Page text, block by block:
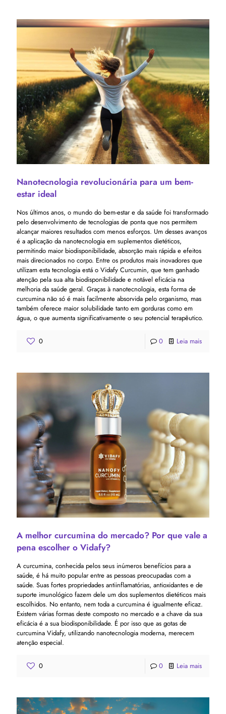
Nanotecnologia revolucionária para um bem-
estar ideal
Nos últimos anos, o mundo do bem-estar e da saúde foi transformado
pelo desenvolvimento de tecnologias de ponta que nos permitem
alcançar maiores resultados com menos esforços. Um desses avanços
é a aplicação da nanotecnologia em suplementos dietéticos,
permitindo maior biodisponibilidade, absorção mais rápida e efeitos
mais direcionados no corpo. Entre os produtos mais inovadores que
utilizam esta tecnologia está o Vidafy Curcumin, que tem ganhado
atenção pela sua alta biodisponibilidade e notável eficácia na
melhoria da saúde geral. Graças à nanotecnologia, esta forma de
curcumina não só é mais facilmente absorvida pelo organismo, mas
também oferece maior solubilidade tanto em gorduras como em
água, o que aumenta significativamente o seu potencial terapêutico.
0 0 Leia mais
A melhor curcumina do mercado? Por que vale a
pena escolher o Vidafy?
A curcumina, conhecida pelos seus inúmeros benefícios para a
saúde, é há muito popular entre as pessoas preocupadas com a
saúde. Suas fortes propriedades antiinflamatórias, antioxidantes e de
suporte imunológico fazem dele um dos suplementos dietéticos mais
escolhidos. No entanto, nem toda a curcumina é igualmente eficaz.
Existem várias formas deste composto no mercado e a chave da sua
eficácia é a sua biodisponibilidade. É por isso que as gotas de
curcumina Vidafy, utilizando nanotecnologia moderna, merecem
atenção especial.
0 0 Leia mais